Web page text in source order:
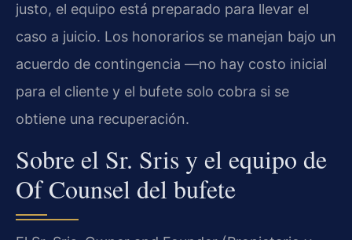
justo, el equipo está preparado para llevar el
caso a juicio. Los honorarios se manejan bajo un
acuerdo de contingencia —no hay costo inicial
para el cliente y el bufete solo cobra si se
obtiene una recuperación.
Sobre el Sr. Sris y el equipo de
Of Counsel del bufete